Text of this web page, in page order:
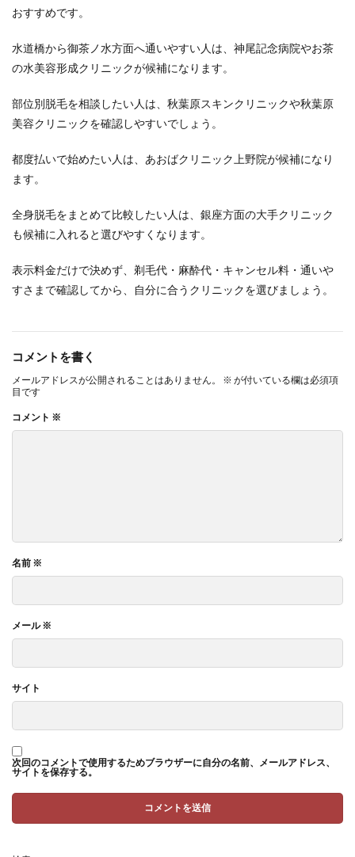
おすすめです。
水道橋から御茶ノ水方面へ通いやすい人は、神尾記念病院やお茶
の水美容形成クリニックが候補になります。
部位別脱毛を相談したい人は、秋葉原スキンクリニックや秋葉原
美容クリニックを確認しやすいでしょう。
都度払いで始めたい人は、あおばクリニック上野院が候補になり
ます。
全身脱毛をまとめて比較したい人は、銀座方面の大手クリニック
も候補に入れると選びやすくなります。
表示料金だけで決めず、剃毛代・麻酔代・キャンセル料・通いや
すさまで確認してから、自分に合うクリニックを選びましょう。
コメントを書く
メールアドレスが公開されることはありません。 ※ が付いている欄は必須項
目です
コメント ※
名前 ※
メール※
サイト
次回のコメントで使用するためブラウザーに自分の名前、メールアドレス、
サイトを保存する。